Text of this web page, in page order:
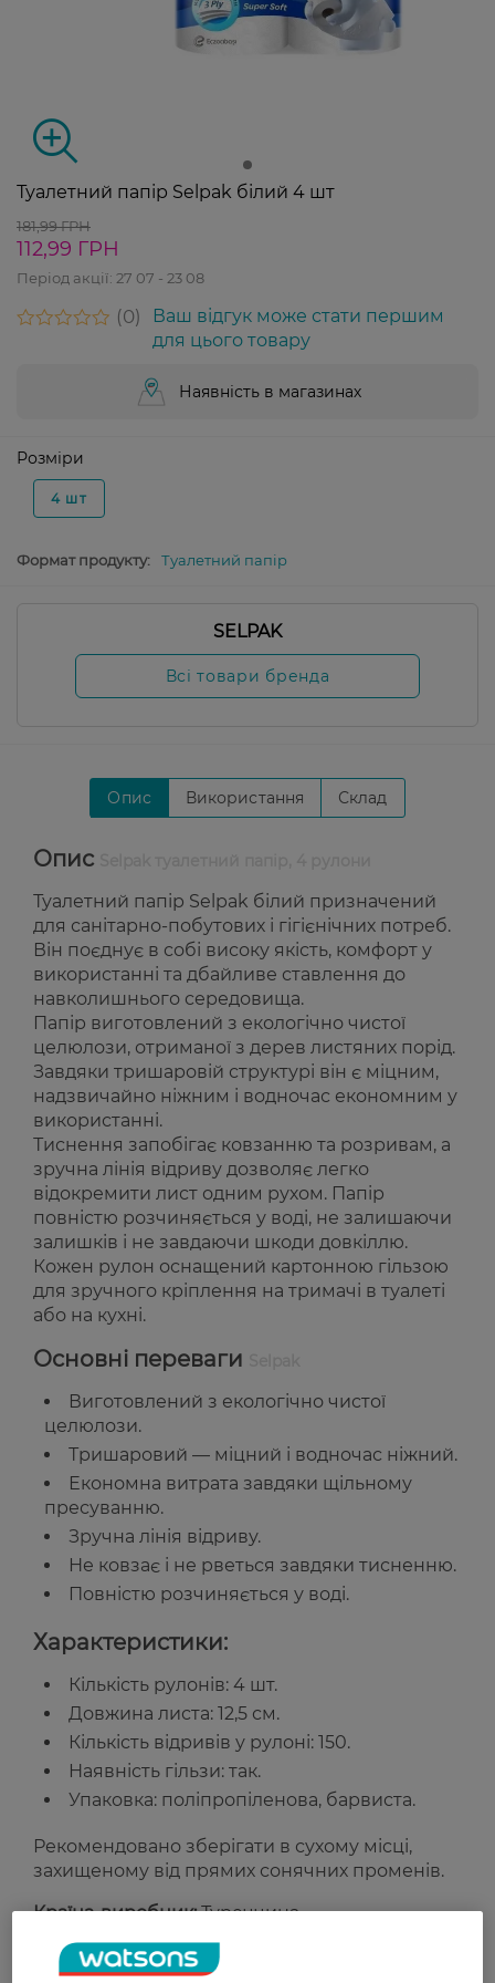
Туалетний папір Selpak білий 4 шт
181,99 ГРН
112,99 ГРН
Період акції: 27 07 - 23 08
0
Ваш відгук може стати першим
для цього товару
Наявність в магазинах
Розміри
4 шт
Формат продукту: Туалетний папір
SELPAK
Всі товари бренда
Опис Використання Склад
Опис
Туалетний папір Selpak білий призначений
для санітарно-побутових і гігієнічних потреб.
Він поєднує в собі високу якість, комфорт у
використанні та дбайливе ставлення до
навколишнього середовища.
Папір виготовлений з екологічно чистої
целюлози, отриманої з дерев листяних порід.
Завдяки тришаровій структурі він є міцним,
надзвичайно ніжним і водночас економним у
використанні.
Тиснення запобігає ковзанню та розривам, а
зручна лінія відриву дозволяє легко
відокремити лист одним рухом. Папір
повністю розчиняється у воді, не залишаючи
залишків і не завдаючи шкоди довкіллю.
Кожен рулон оснащений картонною гільзою
для зручного кріплення на тримачі в туалеті
або на кухні.
Основні переваги
Виготовлений з екологічно чистої
целюлози.
Тришаровий — міцний і водночас ніжний.
Економна витрата завдяки щільному
пресуванню.
Зручна лінія відриву.
Не ковзає і не рветься завдяки тисненню.
Повністю розчиняється у воді.
Характеристики:
Кількість рулонів: 4 шт.
Довжина листа: 12,5 см.
Кількість відривів у рулоні: 150.
Наявність гільзи: так.
Упаковка: поліпропіленова, барвиста.
Рекомендовано зберігати в сухому місці,
захищеному від прямих сонячних променів.
Країна-виробник:Туреччина